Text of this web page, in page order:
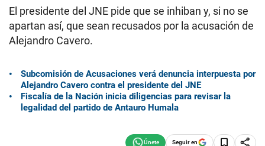
El presidente del JNE pide que se inhiban y, si no se
apartan así, que sean recusados por la acusación de
Alejandro Cavero.
Subcomisión de Acusaciones verá denuncia interpuesta por
Alejandro Cavero contra el presidente del JNE
Fiscalía de la Nación inicia diligencias para revisar la
legalidad del partido de Antauro Humala
Seguir en